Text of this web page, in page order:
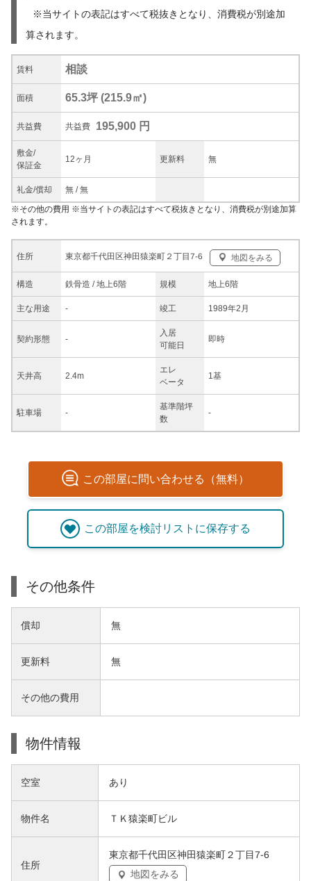
※当サイトの表記はすべて税抜きとなり、消費税が別途加
算されます。
賃料 相談
面積 65.3坪 (215.9㎡)
共益費 共益費 195,900 円
敷金/
保証金
12ヶ月 更新料 無
礼金/償却 無 /無
住所 東京都千代田区神田猿楽町２丁目7-6 地図をみる
構造 鉄骨造 / 地上6階 規模 地上6階
主な用途 - 竣工 1989年2月
契約形態 -
入居
可能日
即時
天井高 2.4m
エレ
ベータ
1基
駐車場 -
基準階坪
数
-
※その他の費用 ※当サイトの表記はすべて税抜きとなり、消費税が別途加算
されます。
この部屋に問い合わせる（無料）
この部屋を検討リストに保存する
その他条件
償却 無
更新料 無
その他の費用
物件情報
空室 あり
物件名 ＴＫ猿楽町ビル
住所
東京都千代田区神田猿楽町２丁目7-6
地図をみる